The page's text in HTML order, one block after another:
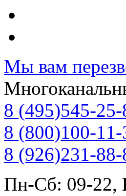
Мы вам
8 (495)545-25-
8 (800)100-11-
8 (926)231-88-
Пн-Сб: 09-22,